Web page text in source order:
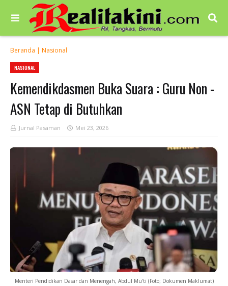
Beranda | Nasional
NASIONAL
Kemendikdasmen Buka Suara : Guru Non -
ASN Tetap di Butuhkan
Jurnal Pasaman Mei 23, 2026
Menteri Pendidikan Dasar dan Menengah, Abdul Mu'ti (Foto; Dokumen Maklumat)